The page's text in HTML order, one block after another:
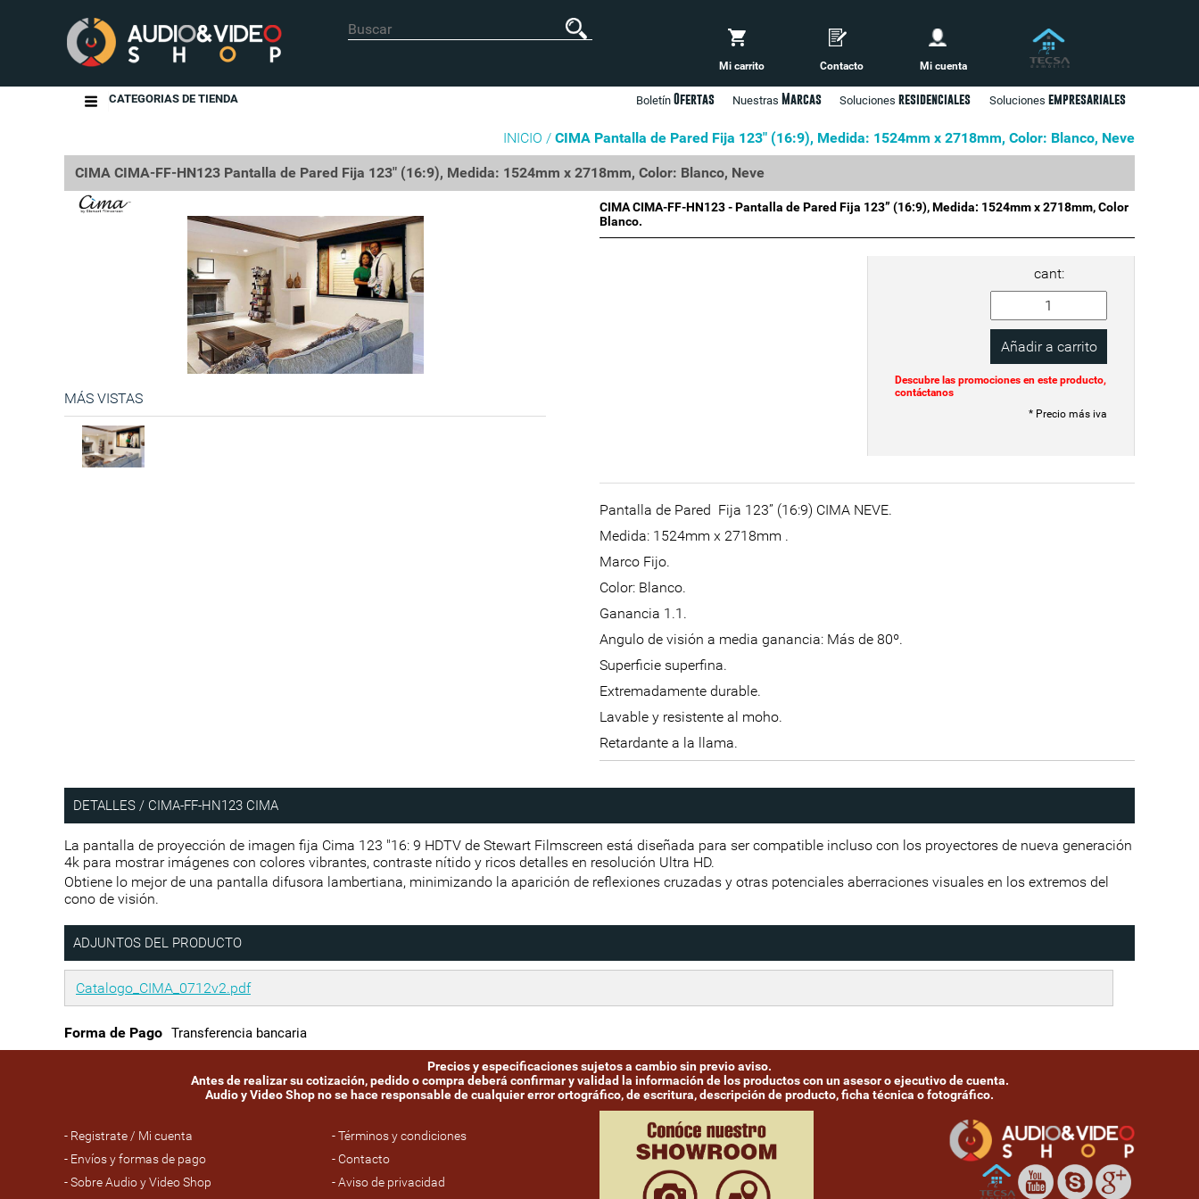
Mi carrito Contacto Mi cuenta
Soluciones empresariales
Soluciones residenciales
Nuestras Marcas
Boletín Ofertas
CATEGORIAS DE TIENDA
INICIO / CIMA Pantalla de Pared Fija 123" (16:9), Medida: 1524mm x 2718mm, Color: Blanco, Neve
CIMA CIMA-FF-HN123 Pantalla de Pared Fija 123" (16:9), Medida: 1524mm x 2718mm, Color: Blanco, Neve
MÁS VISTAS
CIMA CIMA-FF-HN123 - Pantalla de Pared Fija 123” (16:9), Medida: 1524mm x 2718mm, Color
Blanco.
cant:
Descubre las promociones en este producto,
contáctanos
* Precio más iva
Pantalla de Pared Fija 123” (16:9) CIMA NEVE.
Medida: 1524mm x 2718mm .
Marco Fijo.
Color: Blanco.
Ganancia 1.1.
Angulo de visión a media ganancia: Más de 80º.
Superficie superfina.
Extremadamente durable.
Lavable y resistente al moho.
Retardante a la llama.
DETALLES / CIMA-FF-HN123 CIMA
La pantalla de proyección de imagen fija Cima 123 "16: 9 HDTV de Stewart Filmscreen está diseñada para ser compatible incluso con los proyectores de nueva generación
4k para mostrar imágenes con colores vibrantes, contraste nítido y ricos detalles en resolución Ultra HD.
Obtiene lo mejor de una pantalla difusora lambertiana, minimizando la aparición de reflexiones cruzadas y otras potenciales aberraciones visuales en los extremos del
cono de visión.
ADJUNTOS DEL PRODUCTO
Catalogo_CIMA_0712v2.pdf
Forma de Pago Transferencia bancaria
Precios y especificaciones sujetos a cambio sin previo aviso.
Antes de realizar su cotización, pedido o compra deberá confirmar y validad la información de los productos con un asesor o ejecutivo de cuenta.
Audio y Video Shop no se hace responsable de cualquier error ortográfico, de escritura, descripción de producto, ficha técnica o fotográfico.
- Registrate / Mi cuenta
- Envíos y formas de pago
- Sobre Audio y Video Shop
- Términos y condiciones
- Contacto
- Aviso de privacidad